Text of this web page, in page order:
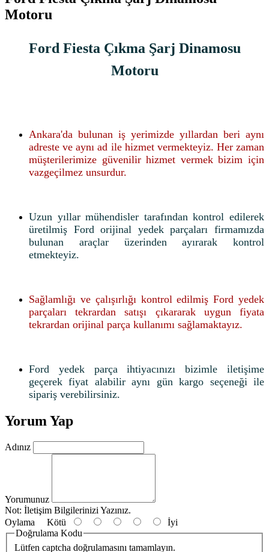
Motoru
Ford Fiesta Çıkma Şarj Dinamosu
Motoru
Ankara'da bulunan iş yerimizde yıllardan beri aynı
adreste ve aynı ad ile hizmet vermekteyiz. Her zaman
müşterilerimize güvenilir hizmet vermek bizim için
vazgeçilmez unsurdur.
Uzun yıllar mühendisler tarafından kontrol edilerek
üretilmiş Ford orijinal yedek parçaları firmamızda
bulunan araçlar üzerinden ayırarak kontrol
etmekteyiz.
Sağlamlığı ve çalışırlığı kontrol edilmiş Ford yedek
parçaları tekrardan satışı çıkararak uygun fiyata
tekrardan orijinal parça kullanımı sağlamaktayız.
Ford yedek parça ihtiyacınızı bizimle iletişime
geçerek fiyat alabilir aynı gün kargo seçeneği ile
sipariş verebilirsiniz.
Yorum Yap
Adınız
Yorumunuz
Not: İletişim Bilgilerinizi Yazınız.
Oylama Kötü
İyi
Doğrulama Kodu
Lütfen captcha doğrulamasını tamamlayın.